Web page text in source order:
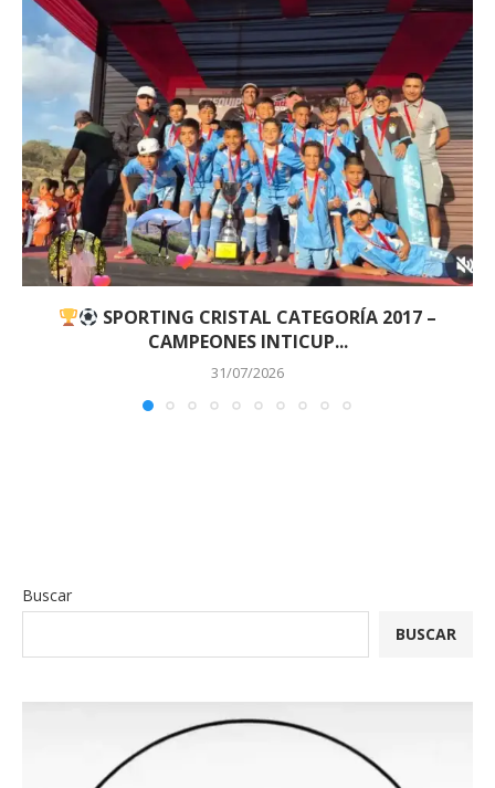
SPORTING CRISTAL CATEGORÍA 2017 –
CAMPEONES INTICUP...
31/07/2026
Buscar
BUSCAR